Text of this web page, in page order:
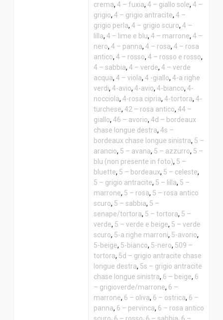
crema, 4 – fuxia, 4 – giallo sole, 4 –
grigio, 4 – grigio antracite, 4 –
grigio perla, 4 – grigio scuro, 4 –
lilla, 4 – lime e blu, 4 – marrone, 4 –
nero, 4 – panna, 4 – rosa, 4 – rosa
antico, 4 – rosso, 4 – rosso e rosso,
4 – sabbia, 4 – verde, 4 – verde
acqua, 4 – viola, 4 -giallo, 4-a righe
verdi, 4-avio, 4-avio, 4-bianco, 4-
nocciola, 4-rosa cipria, 4-tortora, 4-
turchese, 42 – rosa antico, 44 –
giallo, 46 – avorio, 4d – bordeaux
chase longue destra, 4s –
bordeaux chase longue sinistra, 5 –
arancio, 5 – avana, 5 – azzurro, 5 –
blu (non presente in foto), 5 –
bluette, 5 – bordeaux, 5 – celeste,
5 – grigio antracite, 5 – lilla, 5 –
marrone, 5 – rosa, 5 – rosa antico
scuro, 5 – sabbia, 5 –
senape/tortora, 5 – tortora, 5 –
verde, 5 – verde e beige, 5 – verde
scuro, 5-a righe marroni, 5-avorio,
5-beige, 5-bianco, 5-nero, 509 –
tortora, 5d – grigio antracite chase
longue destra, 5s – grigio antracite
chase longue sinistra, 6 – beige, 6
– grigioverde/marrone, 6 –
marrone, 6 – oliva, 6 – ostrica, 6 –
panna, 6 – pervinca, 6 – rosa antico